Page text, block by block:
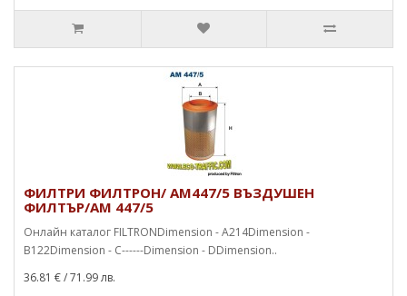
ФИЛТРИ ФИЛТРОН/ AM447/5 ВЪЗДУШЕН
ФИЛТЪР/AM 447/5
Онлайн каталог FILTRONDimension - A214Dimension -
B122Dimension - C------Dimension - DDimension..
36.81 €/ 71.99 лв.